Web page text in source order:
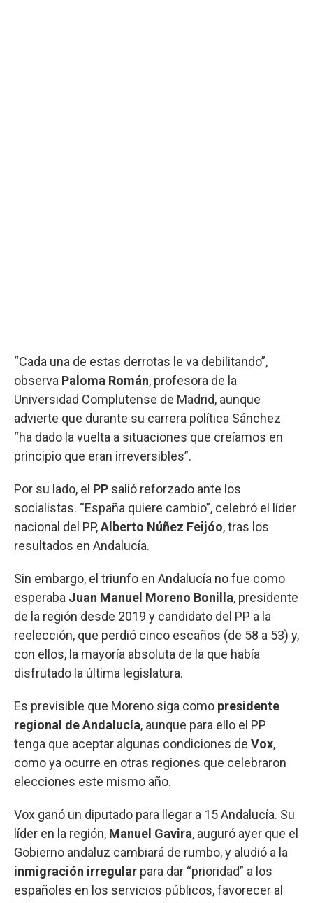
“Cada una de estas derrotas le va debilitando”,
observa Paloma Román, profesora de la
Universidad Complutense de Madrid, aunque
advierte que durante su carrera política Sánchez
“ha dado la vuelta a situaciones que creíamos en
principio que eran irreversibles”.
Por su lado, el PP salió reforzado ante los
socialistas. “España quiere cambio”, celebró el líder
nacional del PP,Alberto Núñez Feijóo, tras los
resultados en Andalucía.
Sin embargo, el triunfo en Andalucía no fue como
esperaba Juan Manuel Moreno Bonilla, presidente
de la región desde 2019 y candidato del PP a la
reelección, que perdió cinco escaños (de 58 a 53) y,
con ellos, la mayoría absoluta de la que había
disfrutado la última legislatura.
Es previsible que Moreno siga como presidente
regional de Andalucía, aunque para ello el PP
tenga que aceptar algunas condiciones de Vox,
como ya ocurre en otras regiones que celebraron
elecciones este mismo año.
Vox ganó un diputado para llegar a 15 Andalucía. Su
líder en la región, Manuel Gavira, auguró ayer que el
Gobierno andaluz cambiará de rumbo, y aludió a la
inmigración irregular para dar “prioridad” a los
españoles en los servicios públicos, favorecer al